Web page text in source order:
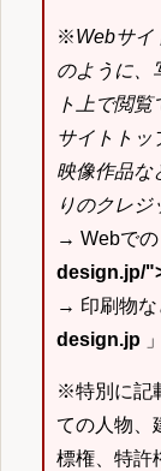
※Webサイ
のように、
ト上で閲
サイトトッ
映像作品な
りのクレジ
→ Webで
design.jp/
→ 印刷物な
design.jp 」
※特別に記
ての人物、
標権、特許